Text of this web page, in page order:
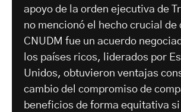
apoyo de la orden ejecutiva de
no mencionó el hecho crucial de
CNUDM fue un acuerdo
los países ricos, liderados por
Unidos, obtuvieron ventajas
cambio del compromiso de
beneficios de forma equitativa